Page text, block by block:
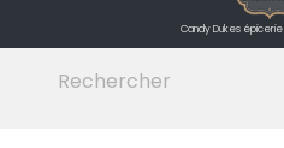
Candy Dukes épicerie